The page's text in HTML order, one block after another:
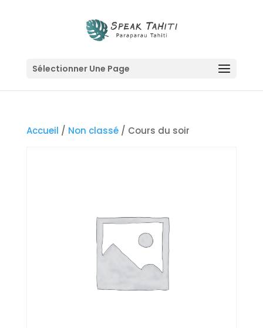
Sélectionner Une Page
Accueil / Non classé/ Cours du soir